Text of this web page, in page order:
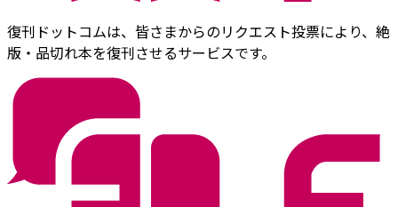
復刊ドットコムは、皆さまからのリクエスト投票により、絶
版・品切れ本を復刊させるサービスです。